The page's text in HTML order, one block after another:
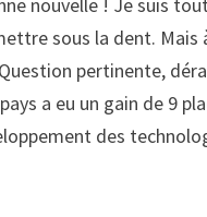
sous la dent. Mais
pertinente,
a eu un gain de 9
des